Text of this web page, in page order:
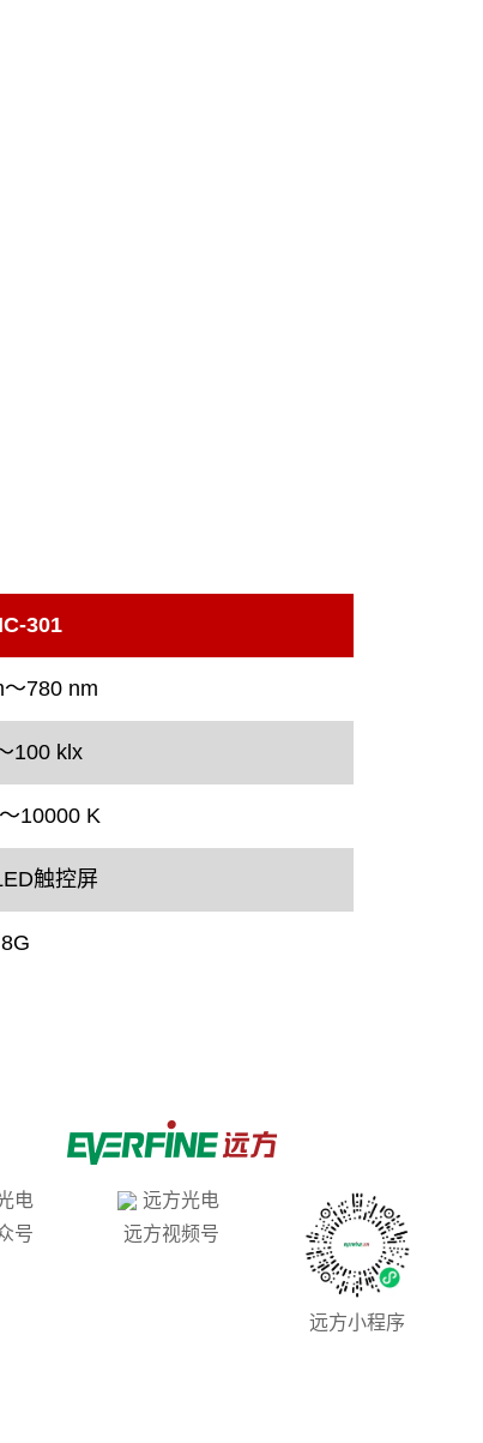
301
780 nm
100 klx
10000 K
触控屏
8G
号 远方视频号
远方小程序